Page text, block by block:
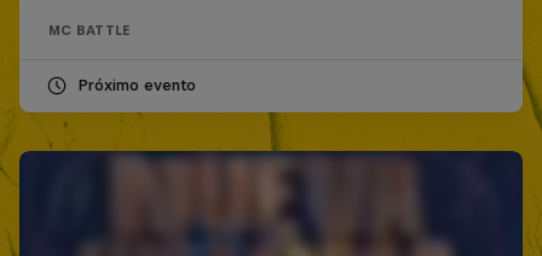
MC BATTLE
Próximo evento